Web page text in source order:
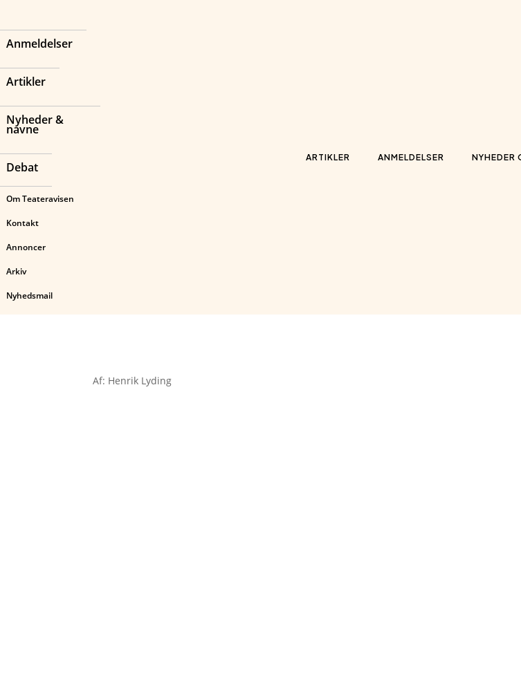
Anmeldelser
Artikler
Nyheder &
navne
Debat
Om Teateravisen
Kontakt
Annoncer
Arkiv
Nyhedsmail
ARTIKLER ANMELDELSER NYHEDER
Af: Henrik Lyding